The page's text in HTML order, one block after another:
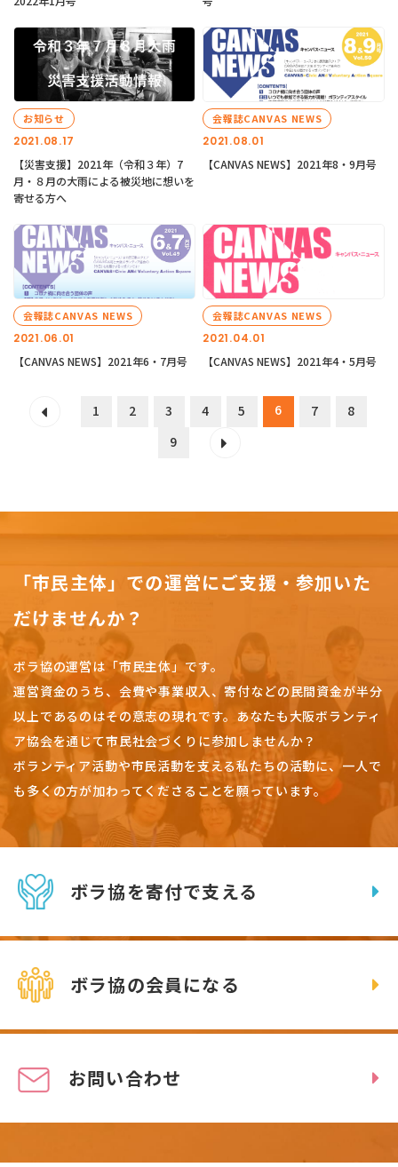
2021.08.17
お知らせ
【災害支援】2021年（令和３年）7
月・８月の大雨による被災地に想いを
寄せる方へ
2021.08.01
会報誌CANVAS NEWS
【CANVAS NEWS】2021年8・9月号
2021.06.01
会報誌CANVAS NEWS
【CANVAS NEWS】2021年6・7月号
2021.04.01
会報誌CANVAS NEWS
【CANVAS NEWS】2021年4・5月号
1 2 3 4 5 6 7
8
9
「市民主体」での運営にご支援・参加いた
だけませんか？
ボラ協の運営は「市民主体」です。
運営資金のうち、会費や事業収入、寄付などの民間資金が半分
以上であるのはその意志の現れです。 あなたも大阪ボランティ
ア協会を通じて市民社会づくりに参加しませんか？
ボランティア活動や市民活動を支える私たちの活動に、一人で
も多くの方が加わってくださることを願っています。
ボラ協を寄付で支える
ボラ協の会員になる
お問い合わせ